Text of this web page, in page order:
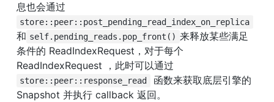
息也会通过
store::peer::post_pending_read_index_on_replica
和 self.pending_reads.pop_front() 来释放某些满足
条件的 ReadIndexRequest，对于每个
ReadIndexRequest ，此时可以通过
store::peer::response_read
函数来获取底层引擎的
Snapshot 并执行 callback 返回。